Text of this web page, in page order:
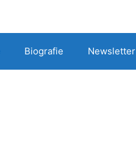
Biografie Newsletter